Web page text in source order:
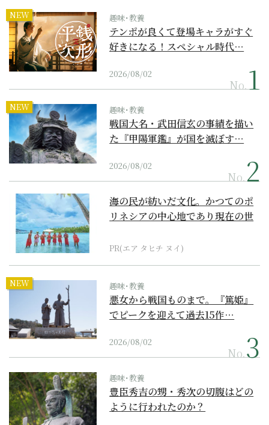
NEW 趣味･教養
テンポが良くて登場キャラがすぐ
好きになる！スペシャル時代…
2026/08/02
No.
NEW 趣味･教養
戦国大名・武田信玄の事績を描い
た『甲陽軍鑑』が国を滅ぼす…
2026/08/02
No.
海の民が紡いだ文化。かつてのポ
リネシアの中心地であり現在の世
PR(エア タヒチ ヌイ)
NEW 趣味･教養
悪女から戦国ものまで。『篤姫』
でピークを迎えて過去15作…
2026/08/02
No.
趣味･教養
豊臣秀吉の甥・秀次の切腹はどの
ように行われたのか？